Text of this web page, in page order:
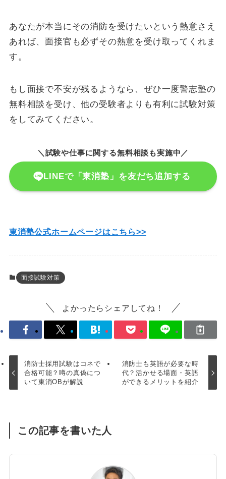
あなたが本当にその消防を受けたいという熱意さえ
あれば、面接官も必ずその熱意を受け取ってくれま
す。
もし面接で不安が残るようなら、ぜひ一度警志塾の
無料相談を受け、他の受験者よりも有利に試験対策
をしてみてください。
＼試験や仕事に関する無料相談も実施中／
LINEで「東消塾」を友だち追加する
東消塾公式ホームページはこちら>>
面接試験対策
よかったらシェアしてね！
消防士採用試験はコネで
合格可能？噂の真偽につ
いて東消OBが解説
消防士も英語が必要な時
代？活かせる場面・英語
ができるメリットを紹介
この記事を書いた人